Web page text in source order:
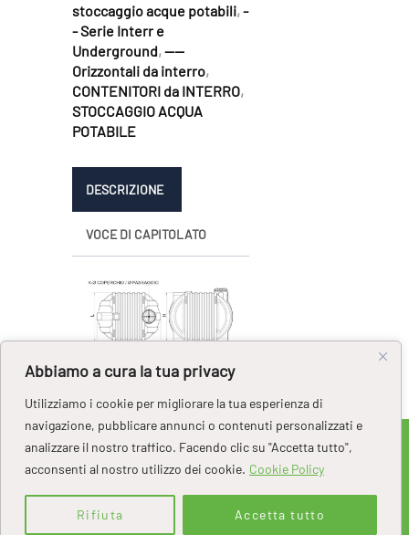
Abbiamo a cura la tua privacy
Utilizziamo i cookie per migliorare la tua esperienza di
navigazione, pubblicare annunci o contenuti personalizzati e
analizzare il nostro traffico. Facendo clic su "Accetta tutto",
acconsenti al nostro utilizzo dei cookie. Cookie Policy
Rifiuta Accetta tutto
stoccaggio acque potabili,-
- Serie Interr e
Underground,----
Orizzontali da interro,
CONTENITORI da INTERRO,
STOCCAGGIO ACQUA
POTABILE
DESCRIZIONE
VOCE DI CAPITOLATO
Copyright 2022 PPE Srl- Sede
Operativa: Via Delle Industrie, 9-10 - 26814 -
Realizzato da Fioccoweb